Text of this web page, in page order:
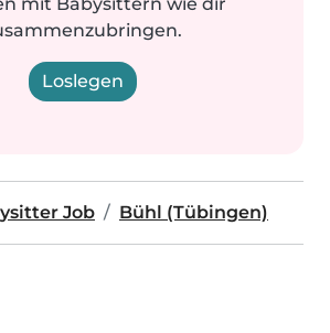
Loslegen
Job Bühl (Tübingen)